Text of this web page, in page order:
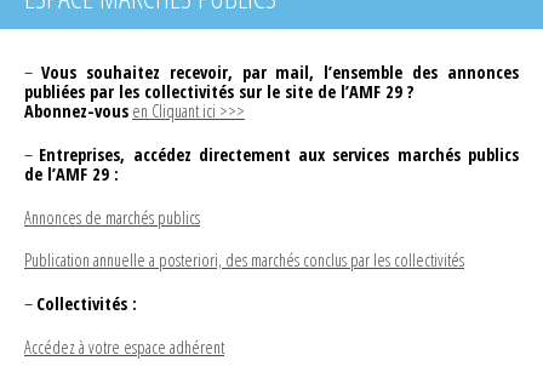
– Vous souhaitez recevoir, par mail, l’ensemble des annonces
publiées par les collectivités sur le site de l’AMF 29 ?
Abonnez-vous en Cliquant ici >>>
– Entreprises, accédez directement aux services marchés publics
de l’AMF 29 :
Annonces de marchés publics
Publication annuelle a posteriori, des marchés conclus par les collectivités
– Collectivités :
Accédez à votre espace adhérent